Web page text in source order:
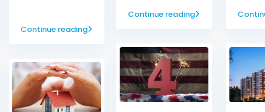
Continue reading
Continue reading